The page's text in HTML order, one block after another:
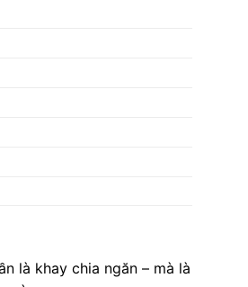
là khay chia ngăn – mà là